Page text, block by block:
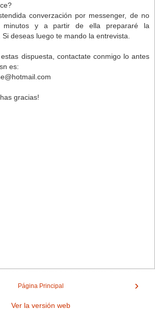
converzación por messenger, de no
y a partir de ella prepararé la
deseas luego te mando la entrevista.
dispuesta, contactate conmigo lo antes
es:
gracias!
›
Página Principal
Ver la versión web